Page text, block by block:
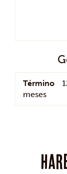
Término
meses